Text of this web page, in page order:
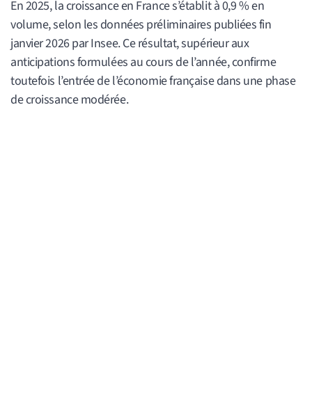
En 2025, la croissance en France s’établit à 0,9 % en
volume, selon les données préliminaires publiées fin
janvier 2026 par Insee. Ce résultat, supérieur aux
anticipations formulées au cours de l’année, confirme
toutefois l’entrée de l’économie française dans une phase
de croissance modérée.